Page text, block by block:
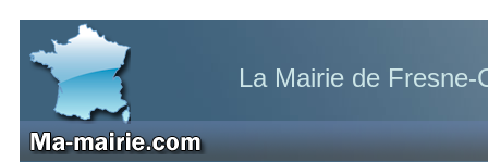
La Mairie de Fresne-